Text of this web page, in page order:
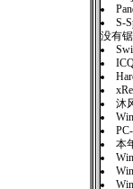
S-
没有锯
沐
本